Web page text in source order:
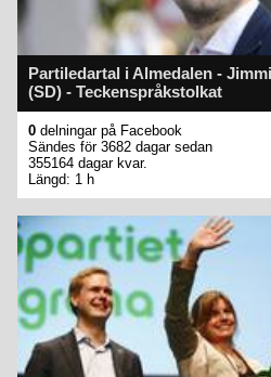
Partiledartal i Almedalen -
(SD) - Teckenspråkstolkat
0 delningar på Facebook
Sändes för 3682 dagar sedan
355164 dagar kvar.
Längd: 1 h